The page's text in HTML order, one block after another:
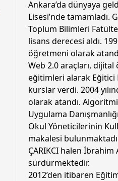
Ankara’da dünyaya
Lisesi’nde tamamladı.
Toplum Bilimleri
lisans derecesi aldı.
öğretmeni olarak
Web 2.0 araçları,
eğitimleri alarak
kurslar verdi. 2004
olarak atandı.
Uygulama
Okul Yöneticilerinin
makalesi
ÇARIKCI halen
sürdürmektedir.
2012’den itibaren